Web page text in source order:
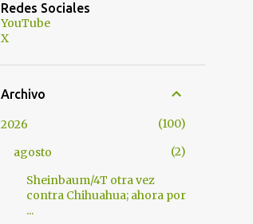
Redes Sociales
YouTube
X
Archivo
2026
100
agosto
2
Sheinbaum/4T otra vez
contra Chihuahua; ahora por
...